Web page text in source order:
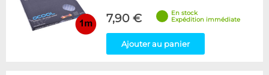
7,90 €
En stock
Expédition immédiate
Ajouter au panier